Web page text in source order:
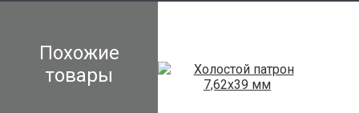
Похожие
товары